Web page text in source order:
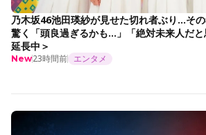
乃木坂46池田瑛紗が見せた切れ者ぶり…そ
驚く「頭良過ぎるかも…」「絶対未来人だ
延長中＞
New23時間前 エンタメ